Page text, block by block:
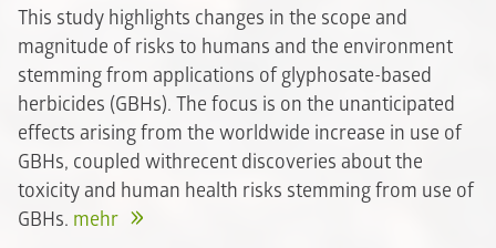
This study highlights changes in the scope and
magnitude of risks to humans and the environment
stemming from applications of glyphosate-based
herbicides (GBHs). The focus is on the unanticipated
effects arising from the worldwide increase in use of
GBHs, coupled withrecent discoveries about the
toxicity and human health risks stemming from use of
GBHs. mehr